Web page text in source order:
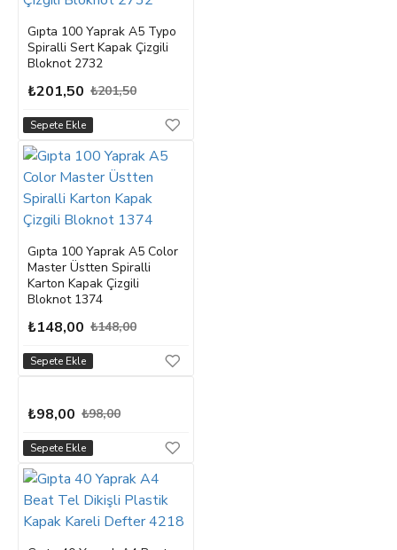
Gıpta 100 Yaprak A5 Typo
Spiralli Sert Kapak Çizgili
Bloknot 2732
₺201,50 ₺201,50
Sepete Ekle
Gıpta 100 Yaprak A5 Color
Master Üstten Spiralli
Karton Kapak Çizgili
Bloknot 1374
₺148,00 ₺148,00
Sepete Ekle
₺98,00 ₺98,00
Sepete Ekle